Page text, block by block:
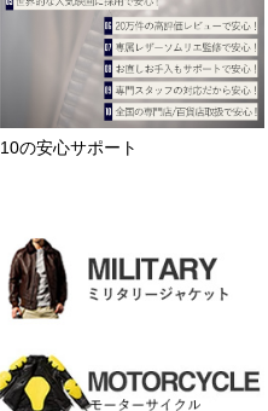
10の安心サポート